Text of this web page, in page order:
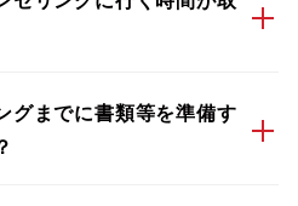
グまでに書類等を準備す